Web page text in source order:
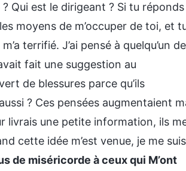
Qui est le dirigeant ? Si tu réponds
moyens de m’occuper de toi, et
terrifié. J’ai pensé à quelqu’un de
fait une suggestion au
de blessures parce qu’ils
? Ces pensées augmentaient
livrais une petite information, ils
cette idée m’est venue, je me suis
de miséricorde à ceux qui M’ont